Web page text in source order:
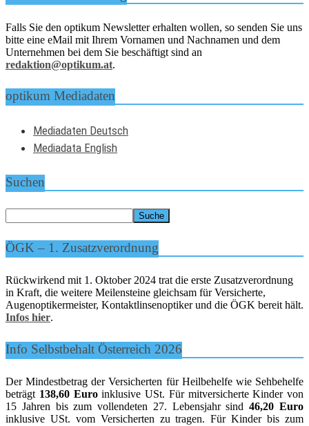
Falls Sie den optikum Newsletter erhalten wollen, so senden Sie uns
bitte eine eMail mit Ihrem Vornamen und Nachnamen und dem
Unternehmen bei dem Sie beschäftigt sind an
redaktion@optikum.at.
optikum Mediadaten
Mediadaten Deutsch
Mediadata English
Suchen
ÖGK – 1. Zusatzverordnung
Rückwirkend mit 1. Oktober 2024 trat die erste Zusatzverordnung
in Kraft, die weitere Meilensteine gleichsam für Versicherte,
Augenoptikermeister, Kontaktlinsenoptiker und die ÖGK bereit hält.
Infos hier.
Info Selbstbehalt Österreich 2026
Der Mindestbetrag der Versicherten für Heilbehelfe wie Sehbehelfe
beträgt 138,60 Euroinklusive USt. Für mitversicherte Kinder von
15 Jahren bis zum vollendeten 27. Lebensjahr sind46,20 Euro
inklusive USt. vom Versicherten zu tragen. Für Kinder bis zum